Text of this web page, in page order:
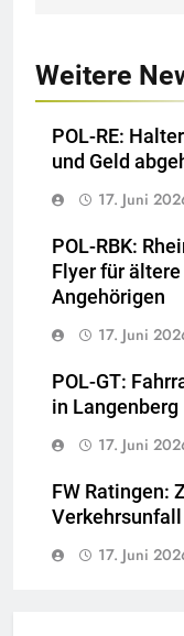
Weitere
POL-RE:
und Geld
17. Juni
POL-RBK:
Flyer für
Angehörigen
17. Juni
POL-GT:
in Langenberg
17. Juni
FW Ratingen:
17. Juni